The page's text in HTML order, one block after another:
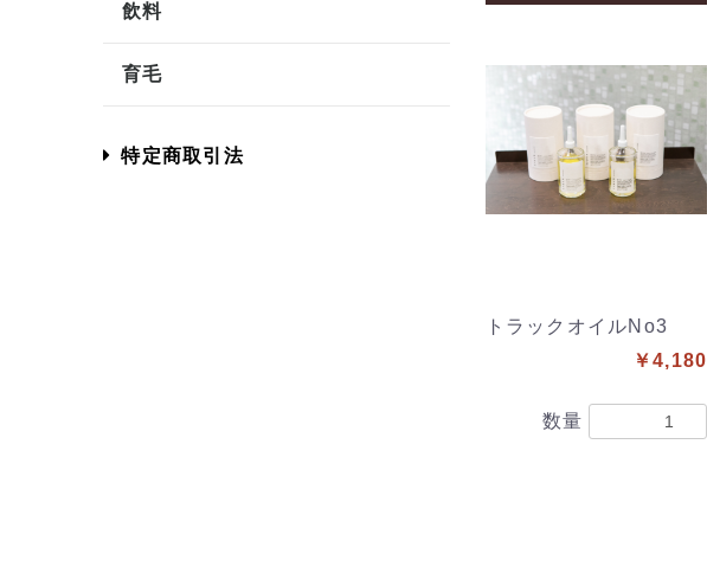
飲料
育毛
特定商取引法
トラックオイルNo3
￥4,180
数量